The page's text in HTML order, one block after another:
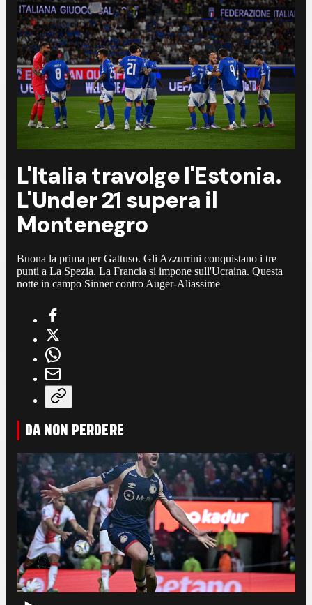
L'Italia travolge l'Estonia.
L'Under 21 supera il
Montenegro
Buona la prima per Gattuso. Gli Azzurrini conquistano i tre
punti a La Spezia. La Francia si impone sull'Ucraina. Questa
notte in campo Sinner contro Auger-Aliassime
DA NON PERDERE